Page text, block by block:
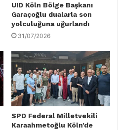
UID Köln Bölge Başkanı
Garaçoğlu dualarla son
yolculuğuna uğurlandı
31/07/2026
SPD Federal Milletvekili
Karaahmetoğlu Köln’de